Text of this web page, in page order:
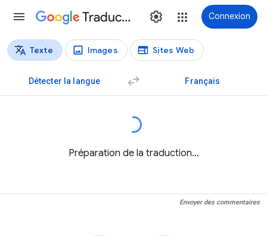
Traduction Connexion
Types de traductions
Texte Images Sites Web
Détecter la langue Français
Préparation de la traduction…
Envoyer des commentaires